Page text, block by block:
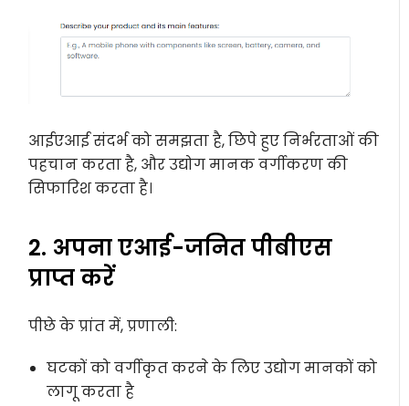
आईएआई संदर्भ को समझता है, छिपे हुए निर्भरताओं की
पहचान करता है, और उद्योग मानक वर्गीकरण की
सिफारिश करता है।
2. अपना एआई-जनित पीबीएस
प्राप्त करें
पीछे के प्रांत में, प्रणाली:
घटकों को वर्गीकृत करने के लिए उद्योग मानकों को
लागू करता है